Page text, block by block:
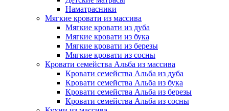
Наматрасники
Мягкие кровати из массива
Мягкие кровати из дуба
Мягкие кровати из бука
Мягкие кровати из березы
Мягкие кровати из сосны
Кровати семейства Альба из массива
Кровати семейства Альба из дуба
Кровати семейства Альба из бука
Кровати семейства Альба из березы
Кровати семейства Альба из сосны